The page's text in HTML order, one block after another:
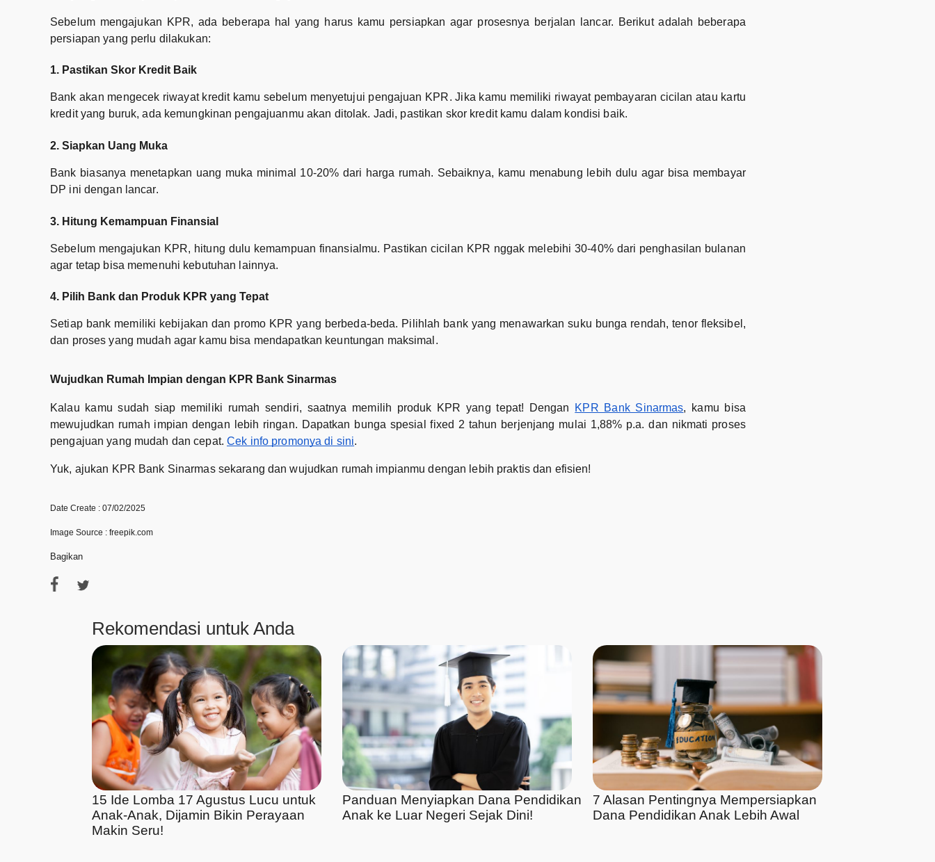
Sebelum mengajukan KPR, ada beberapa hal yang harus kamu persiapkan agar prosesnya berjalan lancar. Berikut adalah beberapa
persiapan yang perlu dilakukan:
1. Pastikan Skor Kredit Baik
Bank akan mengecek riwayat kredit kamu sebelum menyetujui pengajuan KPR. Jika kamu memiliki riwayat pembayaran cicilan atau kartu
kredit yang buruk, ada kemungkinan pengajuanmu akan ditolak. Jadi, pastikan skor kredit kamu dalam kondisi baik.
2. Siapkan Uang Muka
Bank biasanya menetapkan uang muka minimal 10-20% dari harga rumah. Sebaiknya, kamu menabung lebih dulu agar bisa membayar
DP ini dengan lancar.
3. Hitung Kemampuan Finansial
Sebelum mengajukan KPR, hitung dulu kemampuan finansialmu. Pastikan cicilan KPR nggak melebihi 30-40% dari penghasilan bulanan
agar tetap bisa memenuhi kebutuhan lainnya.
4. Pilih Bank dan Produk KPR yang Tepat
Setiap bank memiliki kebijakan dan promo KPR yang berbeda-beda. Pilihlah bank yang menawarkan suku bunga rendah, tenor fleksibel,
dan proses yang mudah agar kamu bisa mendapatkan keuntungan maksimal.
Wujudkan Rumah Impian dengan KPR Bank Sinarmas
Kalau kamu sudah siap memiliki rumah sendiri, saatnya memilih produk KPR yang tepat! Dengan KPR Bank Sinarmas, kamu bisa
mewujudkan rumah impian dengan lebih ringan. Dapatkan bunga spesial fixed 2 tahun berjenjang mulai 1,88% p.a. dan nikmati proses
pengajuan yang mudah dan cepat. Cek info promonya di sini.
Yuk, ajukan KPR Bank Sinarmas sekarang dan wujudkan rumah impianmu dengan lebih praktis dan efisien!
Date Create : 07/02/2025
Image Source : freepik.com
Bagikan
Rekomendasi untuk Anda
15 Ide Lomba 17 Agustus Lucu untuk
Anak-Anak, Dijamin Bikin Perayaan
Makin Seru!
Panduan Menyiapkan Dana Pendidikan
Anak ke Luar Negeri Sejak Dini!
7 Alasan Pentingnya Mempersiapkan
Dana Pendidikan Anak Lebih Awal